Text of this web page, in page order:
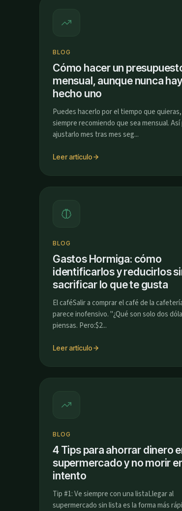
BLOG
Cómo hacer un
mensual, aunque nunca
hecho uno
Puedes hacerlo por el tiempo que
siempre recomiendo que sea mensual.
ajustarlo mes tras mes seg...
Leer artículo
BLOG
Gastos Hormiga: cómo
identificarlos y reducirlos
sacrificar lo que te gusta
El caféSalir a comprar el café de la
parece inofensivo. "¿Qué son solo dos
piensas. Pero:$2...
Leer artículo
BLOG
4 Tips para ahorrar dinero
supermercado y no morir
intento
Tip #1: Ve siempre con una listaLlegar al
supermercado sin lista es la forma más